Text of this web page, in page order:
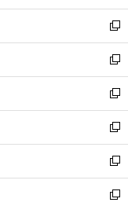
開
く
ウ
で
開
く
ン
ド
ウ
で
開
く
ウ
ィ
ン
ド
ウ
で
開
く
新
し
い
ウ
ィ
ン
ド
ウ
で
開
く
新
し
い
ウ
ィ
ン
ド
ウ
で
新
し
い
ウ
ィ
ン
ド
新
し
い
ウ
ィ
新
し
い
新